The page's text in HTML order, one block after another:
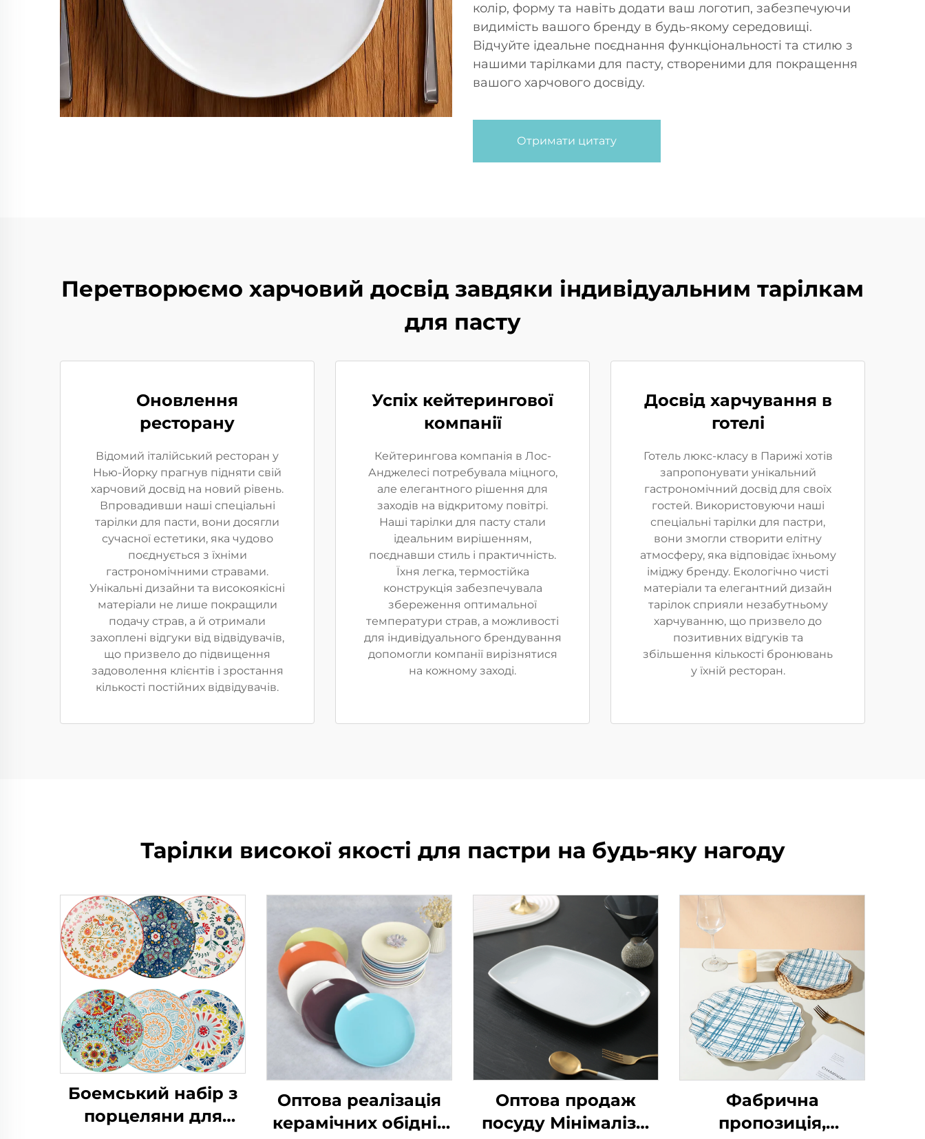
колір, форму та навіть додати ваш логотип, забезпечуючи
видимість вашого бренду в будь-якому середовищі.
Відчуйте ідеальне поєднання функціональності та стилю з
нашими тарілками для пасту, створеними для покращення
вашого харчового досвіду.
Отримати цитату
Перетворюємо харчовий досвід завдяки індивідуальним тарілкам
для пасту
Оновлення
ресторану
Відомий італійський ресторан у
Нью-Йорку прагнув підняти свій
харчовий досвід на новий рівень.
Впровадивши наші спеціальні
тарілки для пасти, вони досягли
сучасної естетики, яка чудово
поєднується з їхніми
гастрономічними стравами.
Унікальні дизайни та високоякісні
матеріали не лише покращили
подачу страв, а й отримали
захоплені відгуки від відвідувачів,
що призвело до підвищення
задоволення клієнтів і зростання
кількості постійних відвідувачів.
Успіх кейтерингової
компанії
Кейтерингова компанія в Лос-
Анджелесі потребувала міцного,
але елегантного рішення для
заходів на відкритому повітрі.
Наші тарілки для пасту стали
ідеальним вирішенням,
поєднавши стиль і практичність.
Їхня легка, термостійка
конструкція забезпечувала
збереження оптимальної
температури страв, а можливості
для індивідуального брендування
допомогли компанії вирізнятися
на кожному заході.
Досвід харчування в
готелі
Готель люкс-класу в Парижі хотів
запропонувати унікальний
гастрономічний досвід для своїх
гостей. Використовуючи наші
спеціальні тарілки для пастри,
вони змогли створити елітну
атмосферу, яка відповідає їхньому
іміджу бренду. Екологічно чисті
матеріали та елегантний дизайн
тарілок сприяли незабутньому
харчуванню, що призвело до
позитивних відгуків та
збільшення кількості бронювань
у їхній ресторан.
Тарілки високої якості для пастри на будь-яку нагоду
Боемський набір з
порцеляни для
Оптова реалізація
керамічних обідніх
Оптова продаж
посуду Мінімалізм
Фабрична
пропозиція,